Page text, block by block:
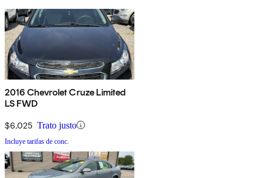
2016 Chevrolet Cruze Limited
LS FWD
$6,025 Trato justo
Incluye tarifas de conc.